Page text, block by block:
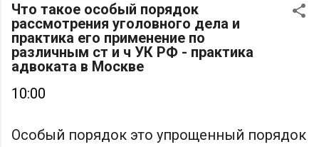
Что такое особый порядок
рассмотрения уголовного дела и
практика его применение по
различным ст и ч УК РФ - практика
адвоката в Москве
10:00
Особый порядок это упрощенный порядок